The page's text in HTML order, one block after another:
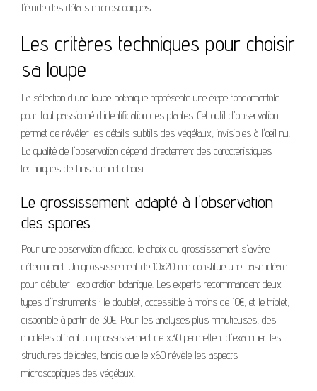
l'étude des détails microscopiques.
Les critères techniques pour choisir
sa loupe
La sélection d'une loupe botanique représente une étape fondamentale
pour tout passionné d'identification des plantes. Cet outil d'observation
permet de révéler les détails subtils des végétaux, invisibles à l'œil nu.
La qualité de l'observation dépend directement des caractéristiques
techniques de l'instrument choisi.
Le grossissement adapté à l'observation
des spores
Pour une observation efficace, le choix du grossissement s'avère
déterminant. Un grossissement de 10x20mm constitue une base idéale
pour débuter l'exploration botanique. Les experts recommandent deux
types d'instruments : le doublet, accessible à moins de 10€, et le triplet,
disponible à partir de 30€. Pour les analyses plus minutieuses, des
modèles offrant un grossissement de x30 permettent d'examiner les
structures délicates, tandis que le x60 révèle les aspects
microscopiques des végétaux.